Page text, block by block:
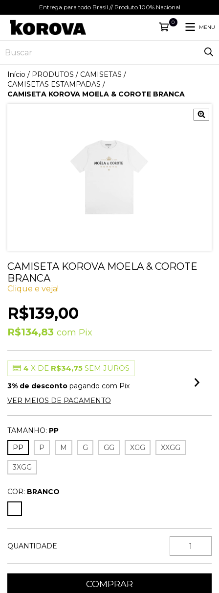
Entrega para todo Brasil // Produto 100% Nacional
0
MENU
Início / PRODUTOS / CAMISETAS /
CAMISETAS ESTAMPADAS /
CAMISETA KOROVA MOELA & COROTE BRANCA
CAMISETA KOROVA MOELA & COROTE
BRANCA
Clique e veja!
R$139,00
R$134,83 com Pix
4 X DE R$34,75 SEM JUROS
3% de desconto pagando com Pix
VER MEIOS DE PAGAMENTO
TAMANHO: PP
PP
P M G GG XGG XXGG
3XGG
COR: BRANCO
QUANTIDADE